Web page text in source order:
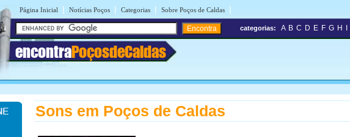
Página Inicial | Notícias Poços | Categorias | Sobre Poços de Caldas |
encontraPoçosdeCaldas
categorias: A B C D E F G H
Sons em Poços de Caldas